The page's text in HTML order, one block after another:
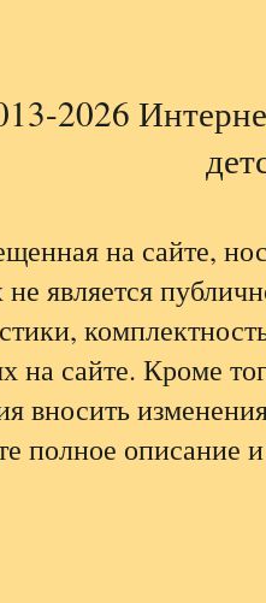
2026
на сайте,
является
на сайте. Кроме
вносить
полное описание